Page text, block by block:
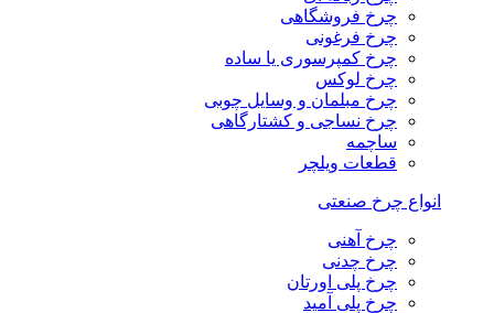
چرخ فروشگاهی
چرخ فرغونی
چرخ کمپرسوری یا ساده
چرخ لوکس
چرخ مبلمان و وسایل چوبی
چرخ نساجی و کشتارگاهی
ساچمه
قطعات ویلچر
انواع چرخ صنعتی
چرخ آهنی
چرخ چدنی
چرخ پلی اورتان
چرخ پلی آمید